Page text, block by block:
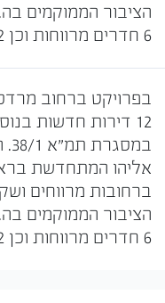
הציבור הממוקמים
6 חדרים מרווחות וכן 2 דירות פנטהאוז.
אליהו המתחדשת
ברחובות מרווחים
הציבור הממוקמים
6 חדרים מרווחות וכן 2 דירות פנטהאוז.